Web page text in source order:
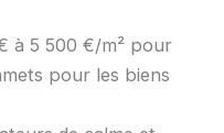
à 5 500 €/m² pour
pour les biens